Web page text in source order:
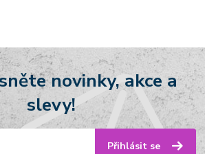
novinky, akce a
slevy!
Přihlásit se